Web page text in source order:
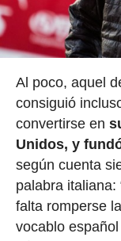
Al poco, aquel
consiguió
convertirse en
Unidos, y
según cuenta
palabra italiana:
falta romperse
vocablo